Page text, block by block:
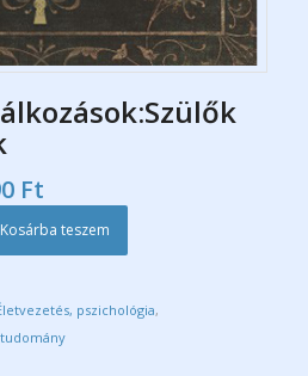
Ft
Kosárba teszem
pszichológia,